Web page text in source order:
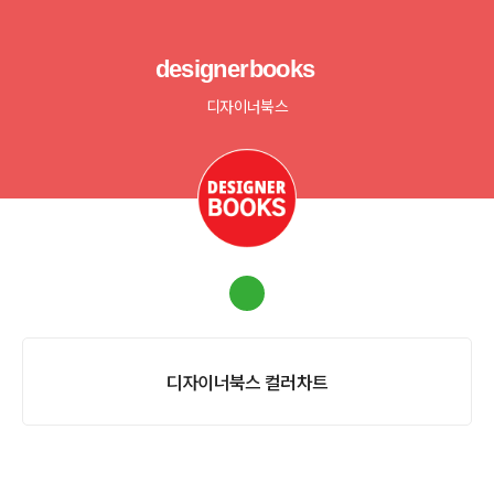
designerbooks
디자이너북스
디자이너북스 컬러차트